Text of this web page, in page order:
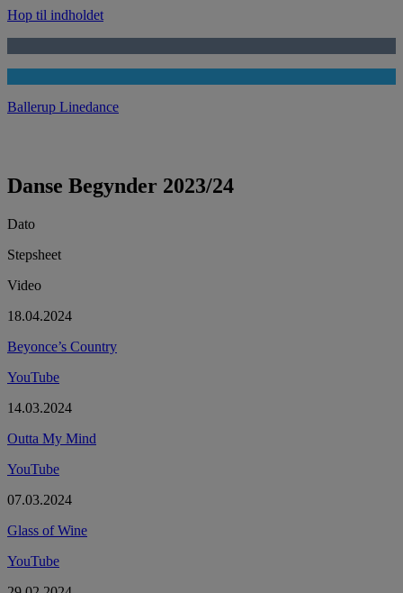
Hop til indholdet
Ballerup Linedance
Danse Begynder 2023/24
Dato
Stepsheet
Video
18.04.2024
Beyonce’s Country
YouTube
14.03.2024
Outta My Mind
YouTube
07.03.2024
Glass of Wine
YouTube